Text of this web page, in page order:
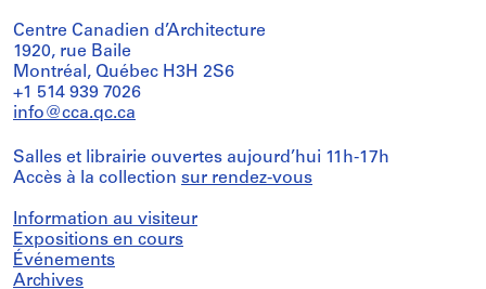
Centre Canadien d’Architecture
1920, rue Baile
Montréal, Québec H3H 2S6
+1 514 939 7026
info@cca.qc.ca
Salles et librairie ouvertes aujourd’hui 11h-17h
Accès à la collection sur rendez-vous
Information au visiteur
Expositions en cours
Événements
Archives